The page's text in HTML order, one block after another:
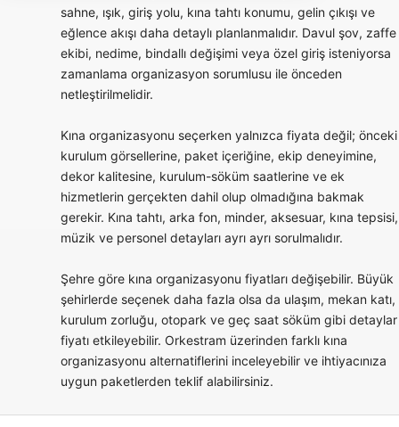
sahne, ışık, giriş yolu, kına tahtı konumu, gelin çıkışı ve
eğlence akışı daha detaylı planlanmalıdır. Davul şov, zaffe
ekibi, nedime, bindallı değişimi veya özel giriş isteniyorsa
zamanlama organizasyon sorumlusu ile önceden
netleştirilmelidir.
Kına organizasyonu seçerken yalnızca fiyata değil; önceki
kurulum görsellerine, paket içeriğine, ekip deneyimine,
dekor kalitesine, kurulum-söküm saatlerine ve ek
hizmetlerin gerçekten dahil olup olmadığına bakmak
gerekir. Kına tahtı, arka fon, minder, aksesuar, kına tepsisi,
müzik ve personel detayları ayrı ayrı sorulmalıdır.
Şehre göre kına organizasyonu fiyatları değişebilir. Büyük
şehirlerde seçenek daha fazla olsa da ulaşım, mekan katı,
kurulum zorluğu, otopark ve geç saat söküm gibi detaylar
fiyatı etkileyebilir. Orkestram üzerinden farklı kına
organizasyonu alternatiflerini inceleyebilir ve ihtiyacınıza
uygun paketlerden teklif alabilirsiniz.